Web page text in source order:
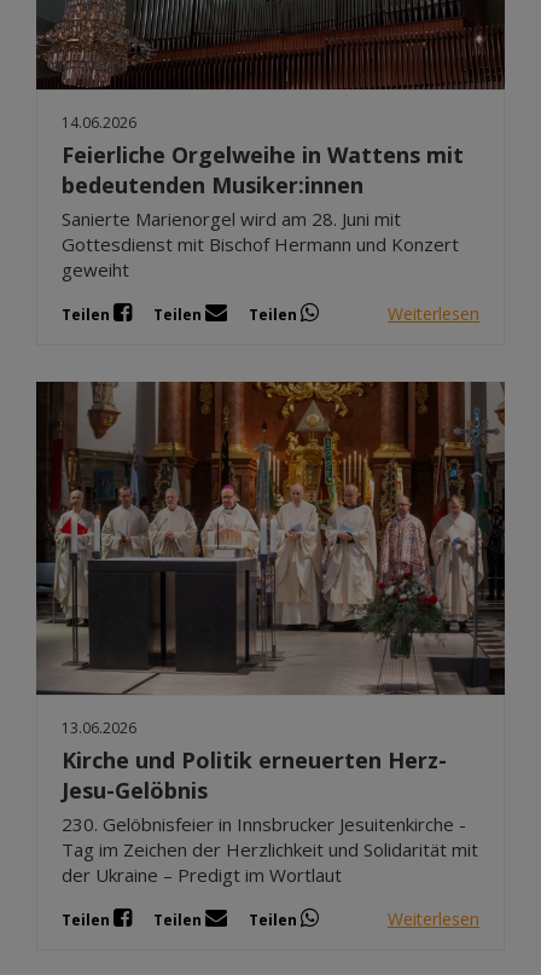
Mär 2026
Feb 2026
Jan 2026
14.06.2026
Feierliche Orgelweihe in Wattens mit
bedeutenden Musiker:innen
Sanierte Marienorgel wird am 28. Juni mit
Gottesdienst mit Bischof Hermann und Konzert
geweiht
Teilen Teilen Teilen Weiterlesen
13.06.2026
Kirche und Politik erneuerten Herz-
Jesu-Gelöbnis
230. Gelöbnisfeier in Innsbrucker Jesuitenkirche -
Tag im Zeichen der Herzlichkeit und Solidarität mit
der Ukraine – Predigt im Wortlaut
Teilen Teilen Teilen Weiterlesen